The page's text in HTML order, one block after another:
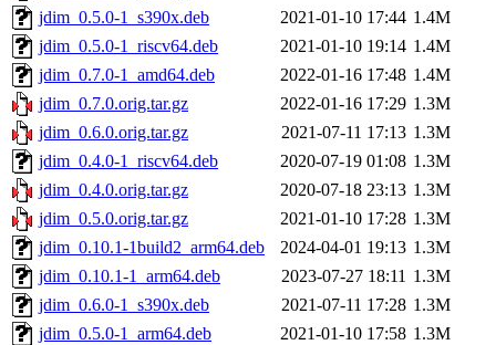
jdim_0.5.0-1_s390x.deb
2021-01-10 17:44 1.4M
jdim_0.5.0-1_riscv64.deb
2021-01-10 19:14 1.4M
jdim_0.7.0-1_amd64.deb
2022-01-16 17:48 1.4M
jdim_0.7.0.orig.tar.gz
2022-01-16 17:29 1.3M
jdim_0.6.0.orig.tar.gz
2021-07-11 17:13 1.3M
jdim_0.4.0-1_riscv64.deb
2020-07-19 01:08 1.3M
jdim_0.4.0.orig.tar.gz
2020-07-18 23:13 1.3M
jdim_0.5.0.orig.tar.gz
2021-01-10 17:28 1.3M
jdim_0.10.1-1build2_arm64.deb
2024-04-01 19:13 1.3M
jdim_0.10.1-1_arm64.deb
2023-07-27 18:11 1.3M
jdim_0.6.0-1_s390x.deb
2021-07-11 17:28 1.3M
jdim_0.5.0-1_arm64.deb
2021-01-10 17:58 1.3M